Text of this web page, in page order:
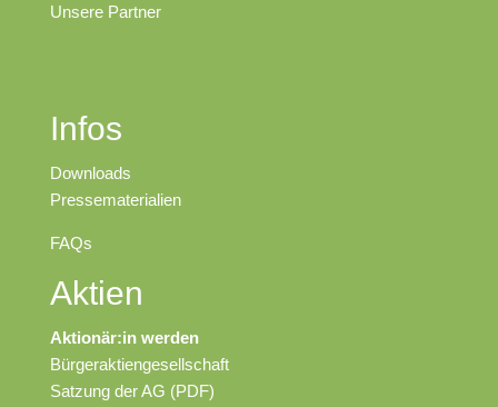
Unsere Partner
Infos
Downloads
Pressematerialien
FAQs
Aktien
Aktionär:in werden
Bürgeraktiengesellschaft
Satzung der AG (PDF)